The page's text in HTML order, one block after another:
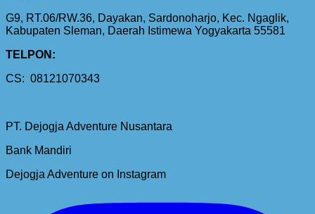
G9, RT.06/RW.36, Dayakan, Sardonoharjo, Kec. Ngaglik,
Kabupaten Sleman, Daerah Istimewa Yogyakarta 55581
TELPON:
CS: 08121070343
PT. Dejogja Adventure Nusantara
Bank Mandiri
Dejogja Adventure on Instagram